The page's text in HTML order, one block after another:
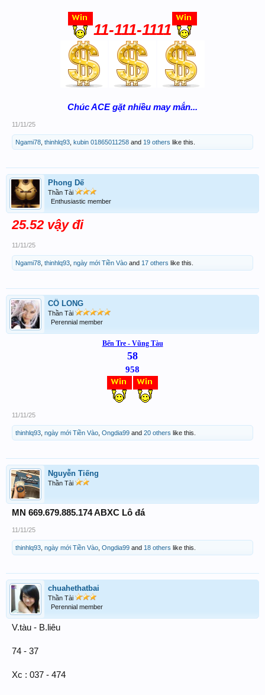
11-111-1111
Chúc ACE gặt nhiều may mắn...
11/11/25
Ngami78 thinhlq93 kubin 01865011258 and 19 others like this.
Phong Dế
Thần Tài
Enthusiastic member
25.52 vậy đi
11/11/25
Ngami78 thinhlq93 ngày mới Tiền Vào and 17 others like this.
CÔ LONG
Thần Tài
Perennial member
Bến Tre - Vũng Tàu
58
958
11/11/25
thinhlq93 ngày mới Tiền Vào Ongdia99 and 20 others like this.
Nguyễn Tiếng
Thần Tài
MN 669.679.885.174 ABXC Lô đá
11/11/25
thinhlq93 ngày mới Tiền Vào Ongdia99 and 18 others like this.
chuahethatbai
Thần Tài
Perennial member
V.tàu - B.liêu
74 - 37
Xc : 037 - 474